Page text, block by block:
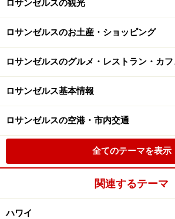
ロサンゼルスの観光
ロサンゼルスのお土産・ショッピング
ロサンゼルスのグルメ・レストラン・カフ
ロサンゼルス基本情報
ロサンゼルスの空港・市内交通
全てのテーマを表示
関連するテーマ
ハワイ